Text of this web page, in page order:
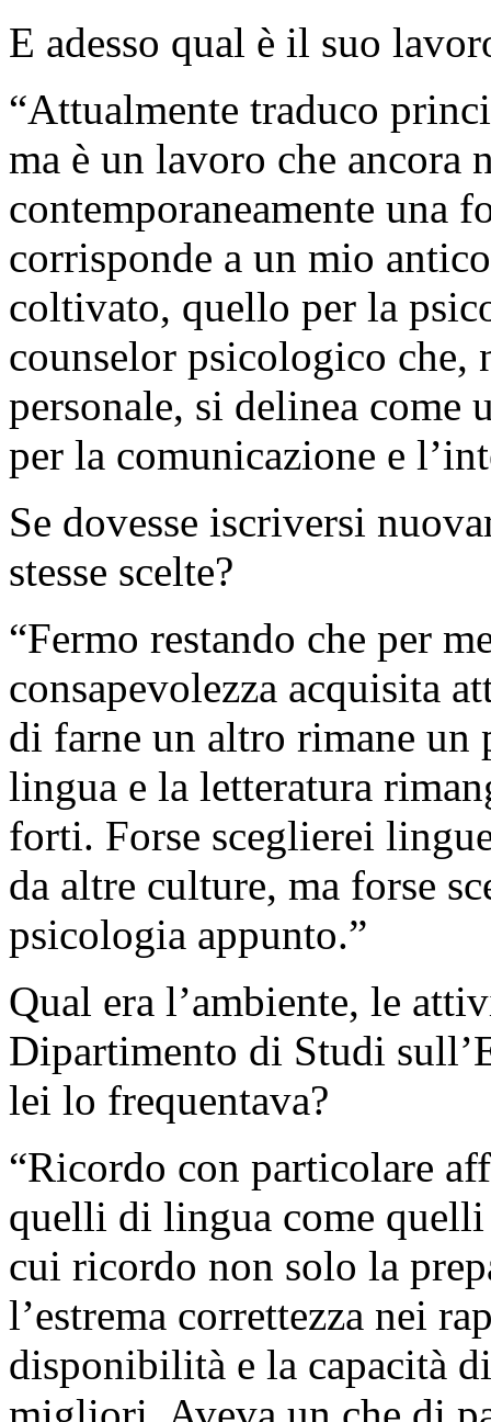
E adesso qual è il suo
“Attualmente traduco
ma è un lavoro che ancora
contemporaneamente una
corrisponde a un mio
coltivato, quello per la
counselor psicologico che,
personale, si delinea come
per la comunicazione e
Se dovesse iscriversi
stesse scelte?
“Fermo restando che per
consapevolezza acquisita
di farne un altro rimane un
lingua e la letteratura
forti. Forse sceglierei
da altre culture, ma forse
psicologia appunto.”
Qual era l’ambiente, le
Dipartimento di Studi
lei lo frequentava?
“Ricordo con particolare
quelli di lingua come
cui ricordo non solo la
l’estrema correttezza nei
disponibilità e la capacità